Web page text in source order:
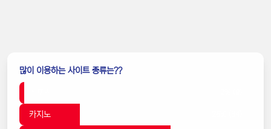
많이 이용하는 사이트 종류는??
카지노